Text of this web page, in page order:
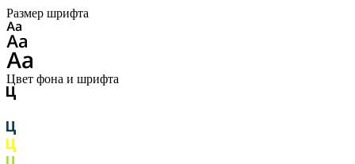
Размер шрифта
Цвет фона и шрифта